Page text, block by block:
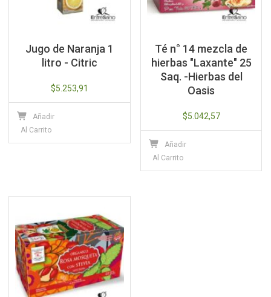
Jugo de Naranja 1
litro - Citric
$5.253,91
Añadir
Al Carrito
Té n° 14 mezcla de
hierbas "Laxante" 25
Saq. -Hierbas del
Oasis
$5.042,57
Añadir
Al Carrito